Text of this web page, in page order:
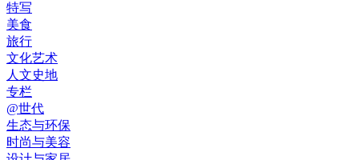
特写
美食
旅行
文化艺术
人文史地
专栏
@世代
生态与环保
时尚与美容